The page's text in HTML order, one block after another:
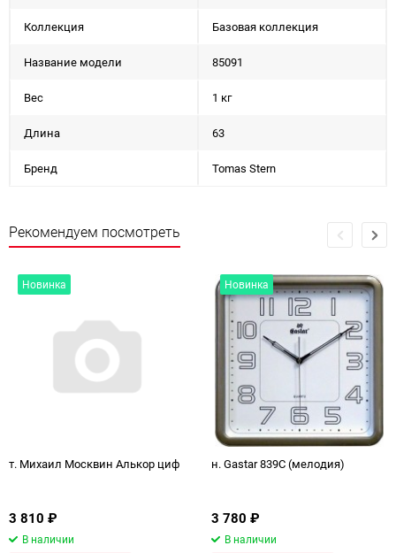
Коллекция Базовая коллекция
Название модели 85091
Вес 1 кг
Длина 63
Бренд Tomas Stern
Рекомендуем посмотреть
Новинка
т. Михаил Москвин Алькор циф
3 810 ₽
В наличии
Новинка
н. Gastar 839C (мелодия)
3 780 ₽
В наличии